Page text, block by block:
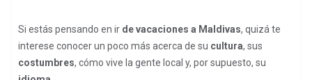
Si estás pensando en ir de vacaciones a Maldivas, quizá te
interese conocer un poco más acerca de su cultura, sus
costumbres, cómo vive la gente local y, por supuesto, su